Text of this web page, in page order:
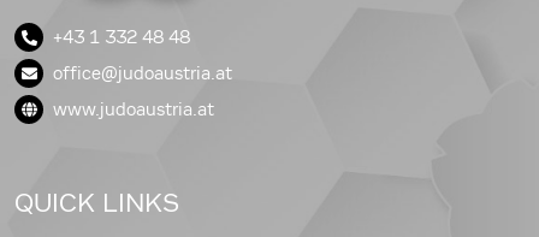
+43 1 332 48 48
office@judoaustria.at
www.judoaustria.at
QUICK LINKS